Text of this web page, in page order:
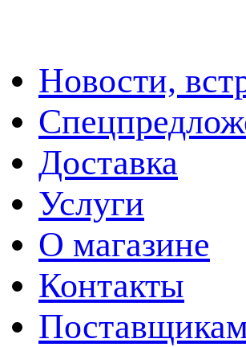
Новости,
Доставка
Услуги
О магазине
Контакты